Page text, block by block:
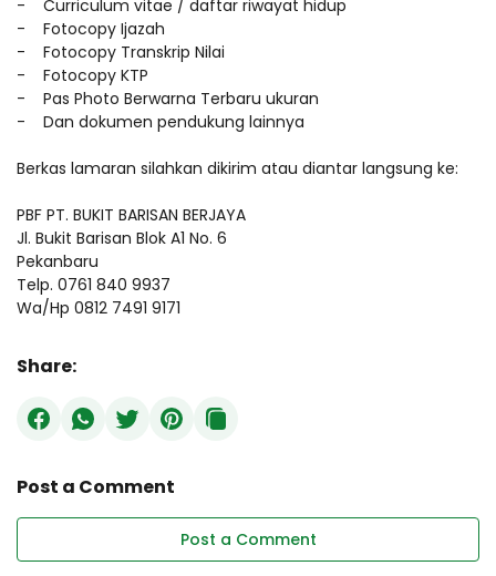
- Curriculum vitae / daftar riwayat hidup
- Fotocopy Ijazah
- Fotocopy Transkrip Nilai
- Fotocopy KTP
- Pas Photo Berwarna Terbaru ukuran
- Dan dokumen pendukung lainnya
Berkas lamaran silahkan dikirim atau diantar langsung ke:
PBF PT. BUKIT BARISAN BERJAYA
Jl. Bukit Barisan Blok A1 No. 6
Pekanbaru
Telp. 0761 840 9937
Wa/Hp 0812 7491 9171
Share:
Post a Comment
Post a Comment